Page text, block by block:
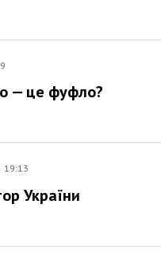
— це фуфло?
19:13
України